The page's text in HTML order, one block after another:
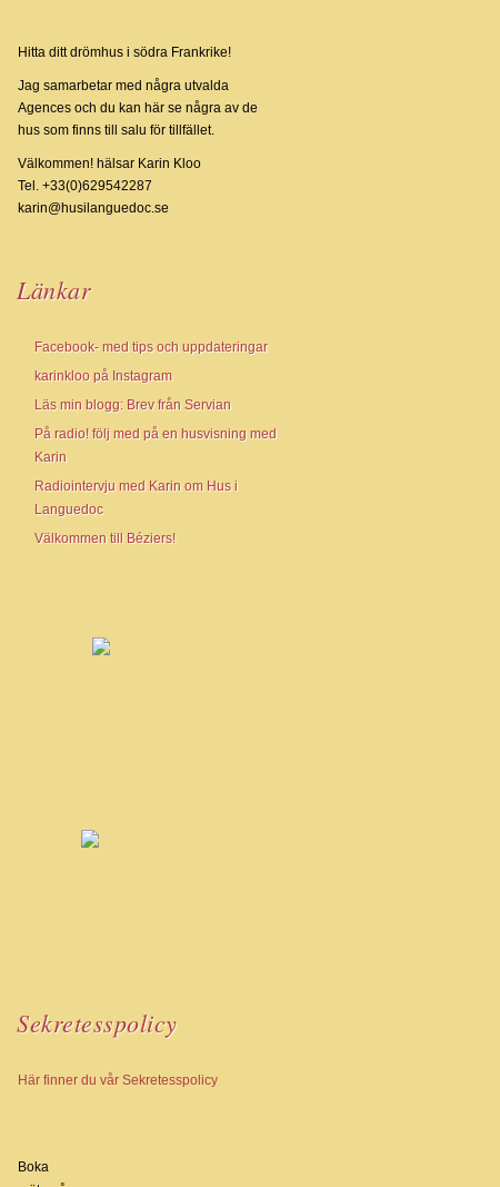
Hitta ditt drömhus i södra Frankrike!
Jag samarbetar med några utvalda
Agences och du kan här se några av de
hus som finns till salu för tillfället.
Välkommen! hälsar Karin Kloo
Tel. +33(0)629542287
karin@husilanguedoc.se
Länkar
Facebook- med tips och uppdateringar
karinkloo på Instagram
Läs min blogg: Brev från Servian
På radio! följ med på en husvisning med
Karin
Radiointervju med Karin om Hus i
Languedoc
Välkommen till Béziers!
Sekretesspolicy
Här finner du vår Sekretesspolicy
Boka